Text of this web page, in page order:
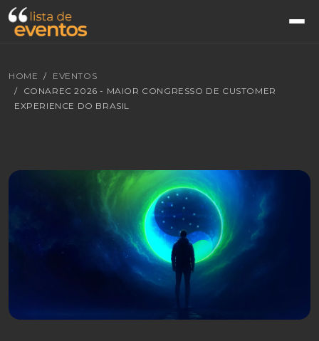
HOME
EVENTOS
CONAREC 2026 - MAIOR CONGRESSO DE CUSTOMER
EXPERIENCE DO BRASIL